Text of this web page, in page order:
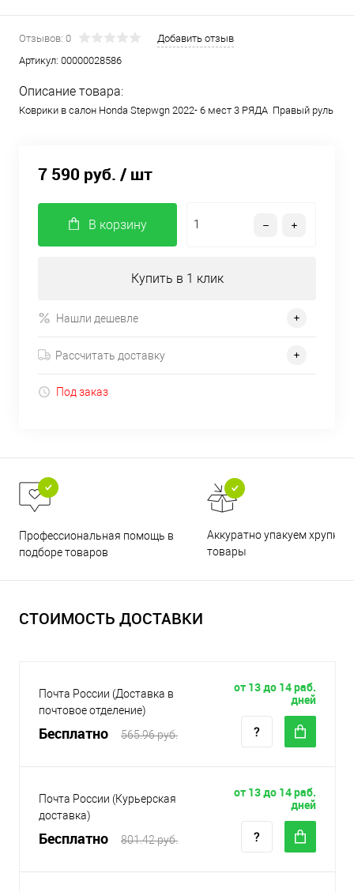
Отзывов: 0
Добавить отзыв
Артикул: 00000028586
Описание товара:
Коврики в салон Honda Stepwgn 2022- 6 мест 3 РЯДА Правый руль
7 590 руб. / шт
В корзину
Купить в 1 клик
Нашли дешевле
Рассчитать доставку
Под заказ
Профессиональная помощь в
подборе товаров
Аккуратно упакуем хрупкие
товары
СТОИМОСТЬ ДОСТАВКИ
Почта России (Доставка в
почтовое отделение)
Бесплатно 565.96 руб.
от 13 до 14 раб.
дней
Почта России (Курьерская
доставка)
Бесплатно 801.42 руб.
от 13 до 14 раб.
дней